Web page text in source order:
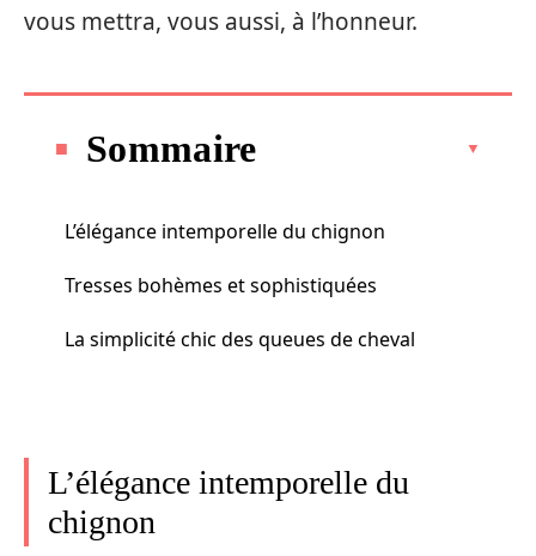
vous mettra, vous aussi, à l’honneur.
Sommaire
L’élégance intemporelle du chignon
Tresses bohèmes et sophistiquées
La simplicité chic des queues de cheval
L’élégance intemporelle du
chignon